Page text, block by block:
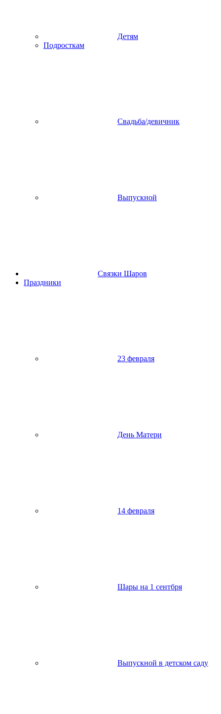
Детям
Подросткам
Свадьба/девичник
Выпускной
Связки Шаров
Праздники
23 февраля
День Матери
14 февраля
Шары на 1 сентбря
Выпускной в детском саду